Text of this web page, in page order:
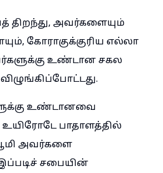
திறந்து, அவர்களையும்
கோராகுக்குரிய எல்லா
உண்டான சகல
உண்டானவை
பாதாளத்தில்
அவர்களை
சபையின்